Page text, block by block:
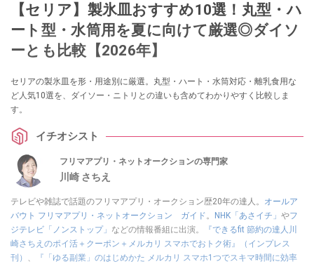
【セリア】製氷皿おすすめ10選！丸型・ハ
ート型・水筒用を夏に向けて厳選◎ダイソ
ーとも比較【2026年】
セリアの製氷皿を形・用途別に厳選。丸型・ハート・水筒対応・離乳食用な
ど人気10選を、ダイソー・ニトリとの違いも含めてわかりやすく比較しま
す。
イチオシスト
フリマアプリ・ネットオークションの専門家
川崎 さちえ
テレビや雑誌で話題のフリマアプリ・オークション歴20年の達人。 オールア
バウト フリマアプリ・ネットオークション ガイド。 NHK「あさイチ」 やフ
ジテレビ「ノンストップ」 などの情報番組に出演。
『できるfit 節約の達人川
崎さちえのポイ活＋クーポン＋メルカリ スマホでおトク術』（インプレス
刊） 、
『「ゆる副業」のはじめかた メルカリ スマホ1つでスキマ時間に効率